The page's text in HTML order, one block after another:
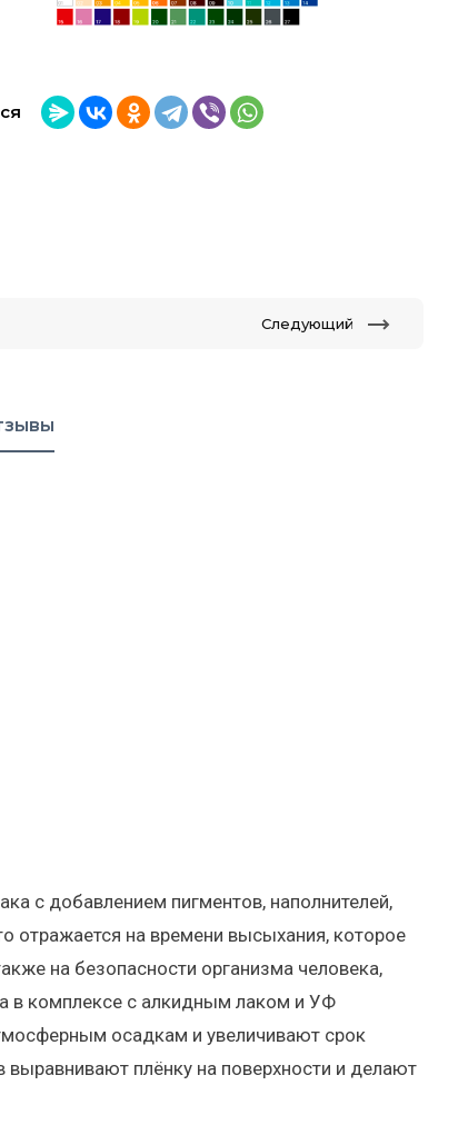
Следующий
с добавлением пигментов, наполнителей,
отражается на времени высыхания, которое
на безопасности организма человека,
в комплексе с алкидным лаком и УФ
осадкам и увеличивают срок
плёнку на поверхности и делают